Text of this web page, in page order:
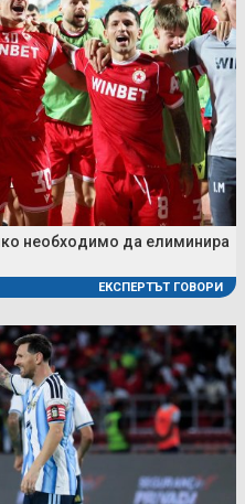
необходимо да елиминира
ЕКСПЕРТЪТ ГОВОРИ